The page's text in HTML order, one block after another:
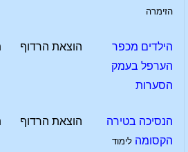
הזימרה
הילדים מכפר
הערפל בעמק
הסערות
הוצאת הרדוף
הנסיכה בטירה
הקסומה לימוד
הוצאת הרדוף